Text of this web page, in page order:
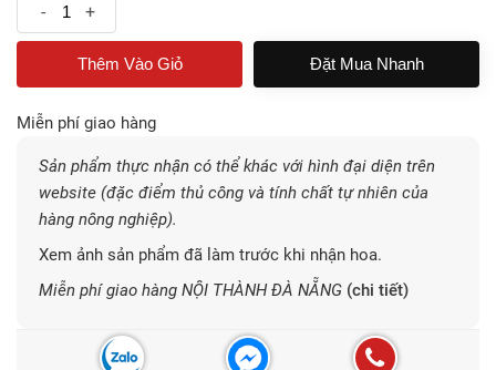
- +
Đặt Mua Nhanh
Miễn phí giao hàng
Sản phẩm thực nhận có thể khác với hình đại diện trên
website (đặc điểm thủ công và tính chất tự nhiên của
hàng nông nghiệp).
Xem ảnh sản phẩm đã làm trước khi nhận hoa.
Miễn phí giao hàng NỘI THÀNH ĐÀ NẴNG (chi tiết)